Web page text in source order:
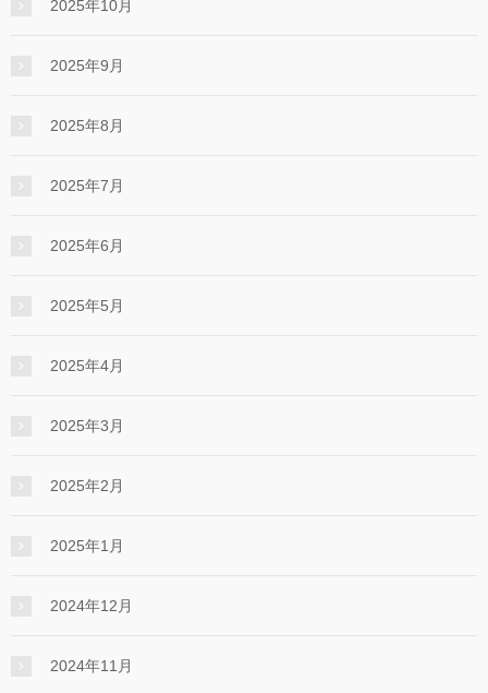
2025年10月
2025年9月
2025年8月
2025年7月
2025年6月
2025年5月
2025年4月
2025年3月
2025年2月
2025年1月
2024年12月
2024年11月